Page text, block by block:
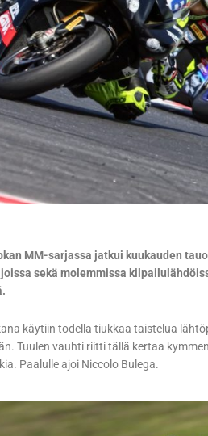
MM-sarjassa jatkui kuukauden
sekä molemmissa
käytiin todella tiukkaa taistelua
Tuulen vauhti riitti tällä kertaa
Paalulle ajoi Niccolo Bulega.